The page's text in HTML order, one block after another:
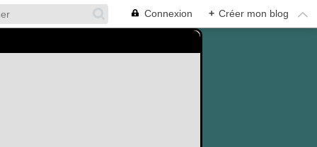
Connexion + Créer mon blog